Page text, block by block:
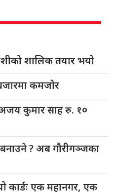
शालिक तयार भयो
बजारमा कमजाेर
कुमार साह रु. १०
? अब गौरीगञ्जका
कार्डः एक महानगर, एक